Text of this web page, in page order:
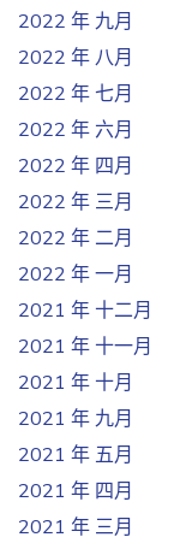
2022 年 九月
2022 年 八月
2022 年 七月
2022 年 六月
2022 年 四月
2022 年 三月
2022 年 二月
2022 年 一月
2021 年 十二月
2021 年 十一月
2021 年 十月
2021 年 九月
2021 年 五月
2021 年 四月
2021 年 三月